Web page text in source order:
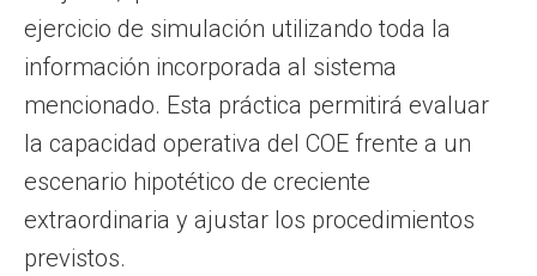
ejercicio de simulación utilizando toda la
información incorporada al sistema
mencionado. Esta práctica permitirá evaluar
la capacidad operativa del COE frente a un
escenario hipotético de creciente
extraordinaria y ajustar los procedimientos
previstos.